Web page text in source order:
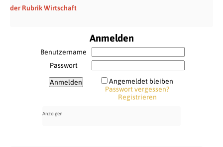
der Rubrik Wirtschaft
Anmelden
Benutzername
Passwort
Angemeldet bleiben
Passwort vergessen?
Registrieren